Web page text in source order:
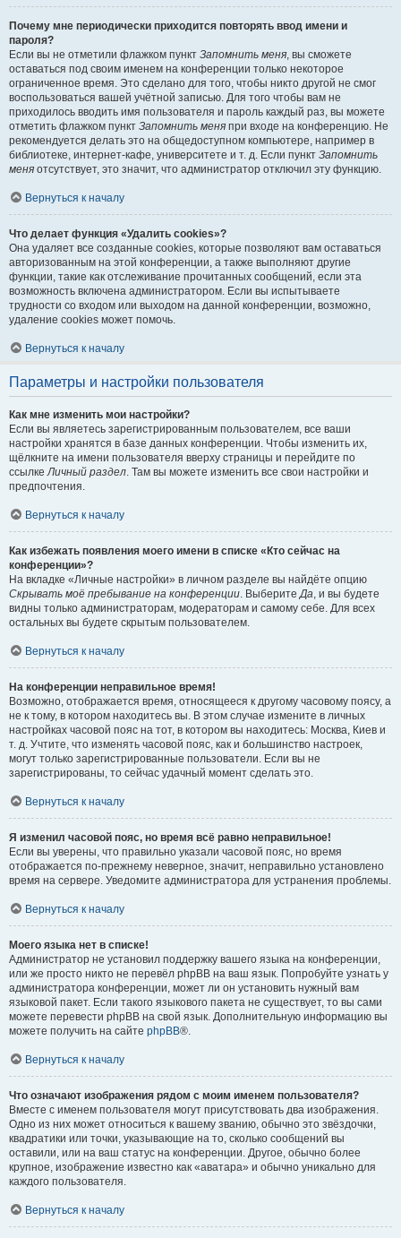
Почему мне периодически приходится повторять ввод имени и
пароля?
Если вы не отметили флажком пункт Запомнить меня, вы сможете
оставаться под своим именем на конференции только некоторое
ограниченное время. Это сделано для того, чтобы никто другой не смог
воспользоваться вашей учётной записью. Для того чтобы вам не
приходилось вводить имя пользователя и пароль каждый раз, вы можете
отметить флажком пункт Запомнить меня при входе на конференцию. Не
рекомендуется делать это на общедоступном компьютере, например в
библиотеке, интернет-кафе, университете и т. д. Если пункт Запомнить
меня отсутствует, это значит, что администратор отключил эту функцию.
Вернуться к началу
Что делает функция «Удалить cookies»?
Она удаляет все созданные cookies, которые позволяют вам оставаться
авторизованным на этой конференции, а также выполняют другие
функции, такие как отслеживание прочитанных сообщений, если эта
возможность включена администратором. Если вы испытываете
трудности со входом или выходом на данной конференции, возможно,
удаление cookies может помочь.
Вернуться к началу
Параметры и настройки пользователя
Как мне изменить мои настройки?
Если вы являетесь зарегистрированным пользователем, все ваши
настройки хранятся в базе данных конференции. Чтобы изменить их,
щёлкните на имени пользователя вверху страницы и перейдите по
ссылкеЛичный раздел. Там вы можете изменить все свои настройки и
предпочтения.
Вернуться к началу
Как избежать появления моего имени в списке «Кто сейчас на
конференции»?
На вкладке «Личные настройки» в личном разделе вы найдёте опцию
Скрывать моё пребывание на конференции. ВыберитеДа, и вы будете
видны только администраторам, модераторам и самому себе. Для всех
остальных вы будете скрытым пользователем.
Вернуться к началу
На конференции неправильное время!
Возможно, отображается время, относящееся к другому часовому поясу, а
не к тому, в котором находитесь вы. В этом случае измените в личных
настройках часовой пояс на тот, в котором вы находитесь: Москва, Киев и
т. д. Учтите, что изменять часовой пояс, как и большинство настроек,
могут только зарегистрированные пользователи. Если вы не
зарегистрированы, то сейчас удачный момент сделать это.
Вернуться к началу
Я изменил часовой пояс, но время всё равно неправильное!
Если вы уверены, что правильно указали часовой пояс, но время
отображается по-прежнему неверное, значит, неправильно установлено
время на сервере. Уведомите администратора для устранения проблемы.
Вернуться к началу
Моего языка нет в списке!
Администратор не установил поддержку вашего языка на конференции,
или же просто никто не перевёл phpBB на ваш язык. Попробуйте узнать у
администратора конференции, может ли он установить нужный вам
языковой пакет. Если такого языкового пакета не существует, то вы сами
можете перевести phpBB на свой язык. Дополнительную информацию вы
можете получить на сайте phpBB®.
Вернуться к началу
Что означают изображения рядом с моим именем пользователя?
Вместе с именем пользователя могут присутствовать два изображения.
Одно из них может относиться к вашему званию, обычно это звёздочки,
квадратики или точки, указывающие на то, сколько сообщений вы
оставили, или на ваш статус на конференции. Другое, обычно более
крупное, изображение известно как «аватара» и обычно уникально для
каждого пользователя.
Вернуться к началу